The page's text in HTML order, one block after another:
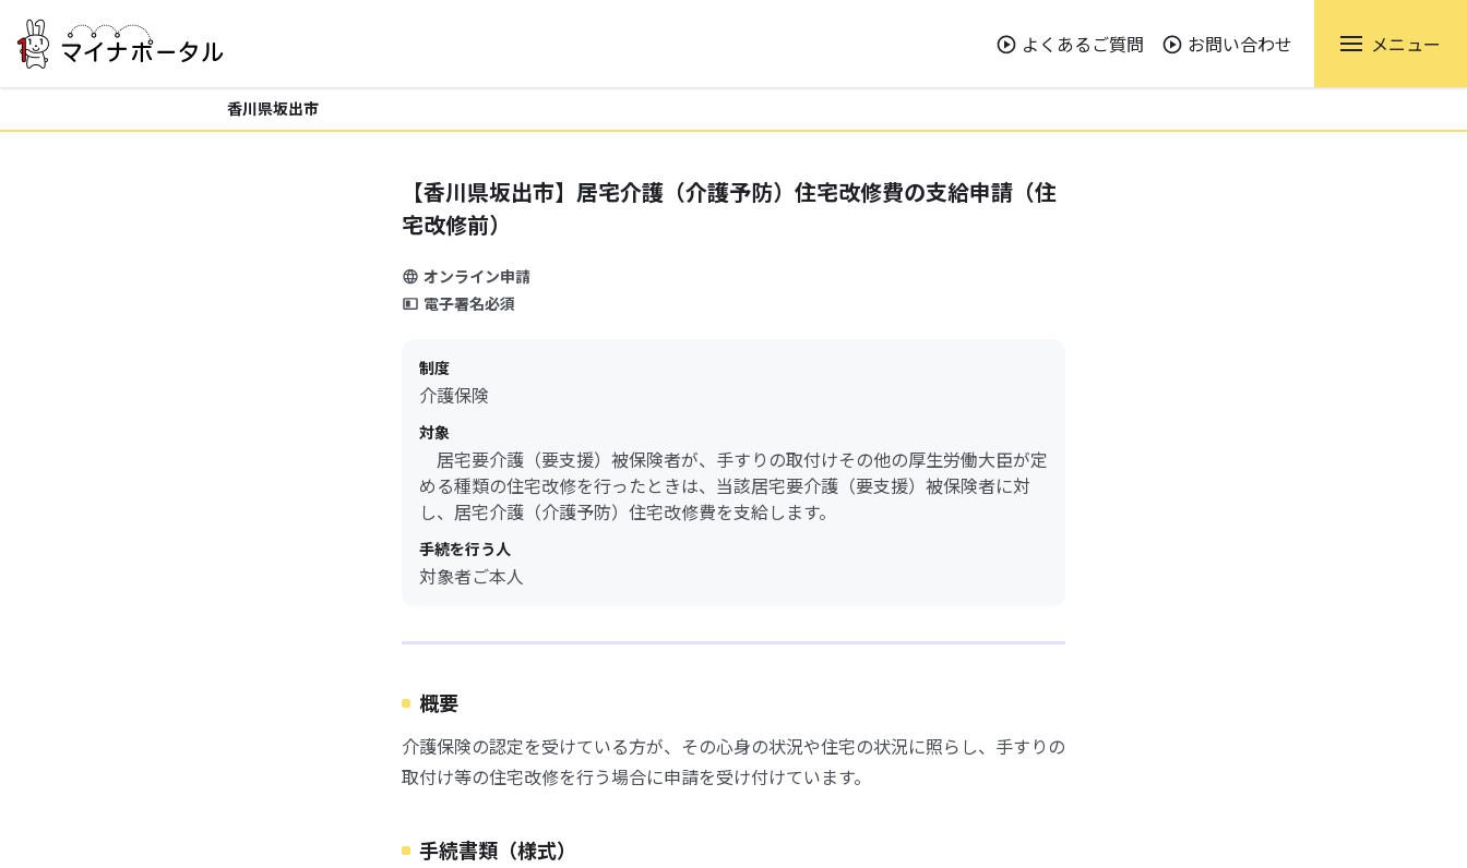
よくあるご質問 お問い合わせ メニュー
香川県坂出市
【香川県坂出市】居宅介護（介護予防）住宅改修費の支給申請（住
宅改修前）
オンライン申請
電子署名必須
制度
介護保険
対象
居宅要介護（要支援）被保険者が、手すりの取付けその他の厚生労働大臣が定
める種類の住宅改修を行ったときは、当該居宅要介護（要支援）被保険者に対
し、居宅介護（介護予防）住宅改修費を支給します。
手続を行う人
対象者ご本人
概要
介護保険の認定を受けている方が、その心身の状況や住宅の状況に照らし、手すりの
取付け等の住宅改修を行う場合に申請を受け付けています。
手続書類（様式）